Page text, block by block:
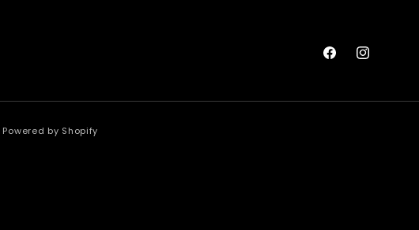
FacebookInstagram
Powered by Shopify